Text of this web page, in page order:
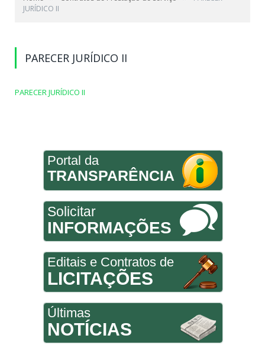
JURÍDICO II
PARECER JURÍDICO II
PARECER JURÍDICO II
Portal da
TRANSPARÊNCIA
Solicitar
INFORMAÇÕES
Editais e Contratos de
LICITAÇÕES
Últimas
NOTÍCIAS